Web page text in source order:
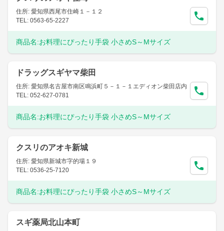
住所: 愛知県西尾市住崎１－１２
TEL: 0563-65-2227
商品名:お料理にぴったり手袋 小さめS～Mサイズ
ドラッグスギヤマ柴田
住所: 愛知県名古屋市南区鳴浜町５－１－１エディオン柴田店内
TEL: 052-627-0781
商品名:お料理にぴったり手袋 小さめS～Mサイズ
クスリのアオキ新城
住所: 愛知県新城市字的場１９
TEL: 0536-25-7120
商品名:お料理にぴったり手袋 小さめS～Mサイズ
スギ薬局北山本町